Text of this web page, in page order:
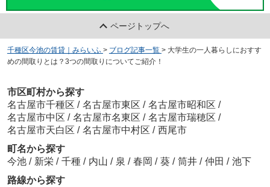
ページトップへ
千種区今池の賃貸｜みらいふ > ブログ記事一覧 > 大学生の一人暮らしにおすす
めの間取りとは？3つの間取りについてご紹介！
市区町村から探す
名古屋市千種区 / 名古屋市東区 / 名古屋市昭和区 /
名古屋市中区 / 名古屋市名東区 / 名古屋市瑞穂区 /
名古屋市天白区 / 名古屋市中村区 / 西尾市
町名から探す
今池 / 新栄 / 千種 / 内山 / 泉 / 春岡 / 葵 / 筒井 / 仲田 / 池下
路線から探す